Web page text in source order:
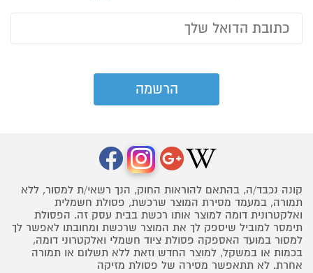
קונה נכבד/ה, בהתאם להוראות החוק, הנך רשאי/ת למסור, ללא
תמורה, במעמד מסירת המוצר שרכשת, פסולת חשמלית
ואלקטרונית דומה למוצר אותו רכשת בבית עסק זה. הפסולת
תימסר למוביל שיספק לך את המוצר שרכשת ומחובתו לאפשר לך
למסור במועד האספקה פסולת ציוד חשמלי ואלקטרוני דומה,
בכמות או במשקל, למוצר החדש וזאת ללא תשלום או תמורה
אחרת. לא תתאפשר מסירה של פסולת מזיקה